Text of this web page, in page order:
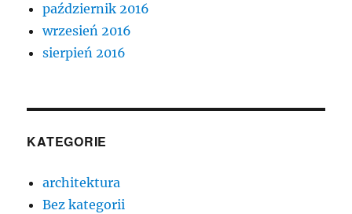
październik 2016
wrzesień 2016
sierpień 2016
KATEGORIE
architektura
Bez kategorii